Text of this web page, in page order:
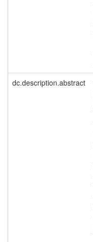
dc.description.abstract